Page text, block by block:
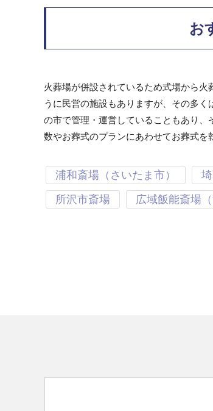
お
火葬場が併設されているため式場から
うに民営の施設もありますが、その多
の市で管理・運営していることもあり
数やお葬式のプランにあわせてお葬式を
浦和斎場（さいたま市）
所沢市斎場
広域飯能斎場